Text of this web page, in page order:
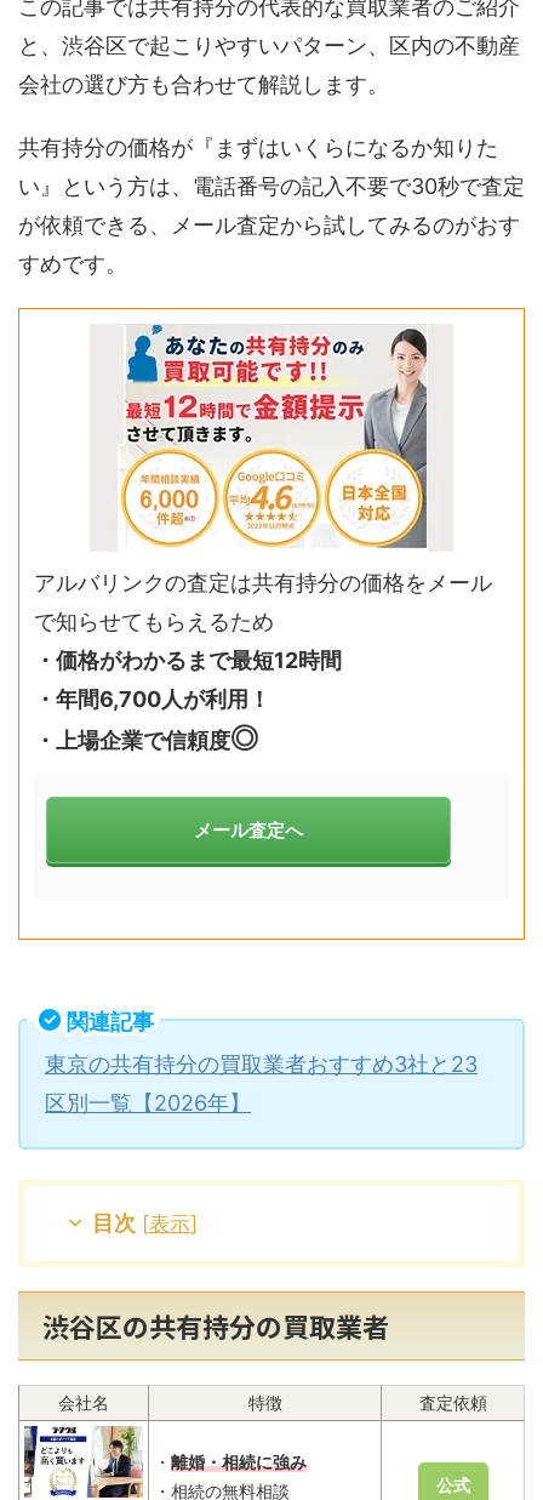
この記事では共有持分の代表的な買取業者のご紹介
と、渋谷区で起こりやすいパターン、区内の不動産
会社の選び方も合わせて解説します。
共有持分の価格が『まずはいくらになるか知りた
い』という方は、電話番号の記入不要で30秒で査定
が依頼できる、メール査定から試してみるのがおす
すめです。
アルバリンクの査定は共有持分の価格をメール
で知らせてもらえるため
・価格がわかるまで最短12時間
・年間6,700人が利用！
・上場企業で信頼度◎
メール査定へ
関連記事
東京の共有持分の買取業者おすすめ3社と23
区別一覧【2026年】
目次 [表示]
渋谷区の共有持分の買取業者
会社名 特徴 査定依頼
・ 離婚・相続に強み
・相続の無料相談
公式